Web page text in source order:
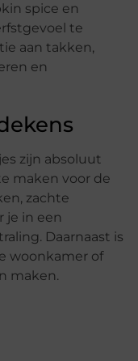
spice en
te
aan takken,
en
zijn absoluut
maken voor de
zachte
je in een
Daarnaast is
woonkamer of
maken.